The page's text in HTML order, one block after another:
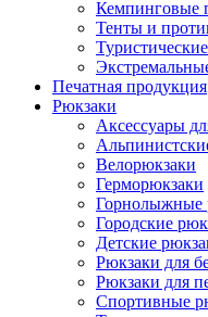
Кемпинговые
Тенты и
Печатная продукция
Рюкзаки
Аксессуары
Велорюкзаки
Герморюкзаки
Горнолыжные
Городские
Детские
Рюкзаки для
Рюкзаки для
Спортивные